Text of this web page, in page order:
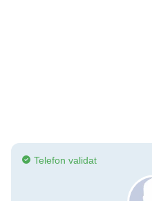
Telefon validat